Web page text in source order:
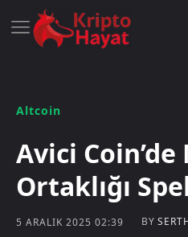
Altcoin
Avici
Ortaklığı
5 ARALIK 2025 02:39 BY